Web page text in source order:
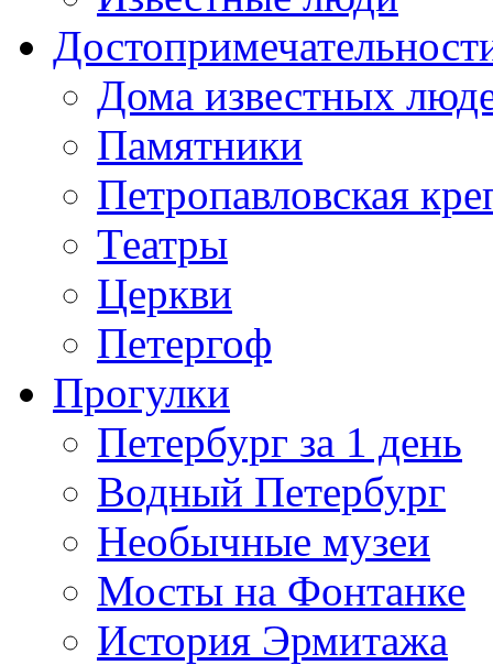
Дома известных
Памятники
Петропавловская
Театры
Церкви
Петергоф
Прогулки
Петербург за 1 день
Водный Петербург
Необычные музеи
Мосты на Фонтанке
История Эрмитажа